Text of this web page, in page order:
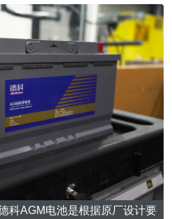
科AGM电池是根据原厂设计要